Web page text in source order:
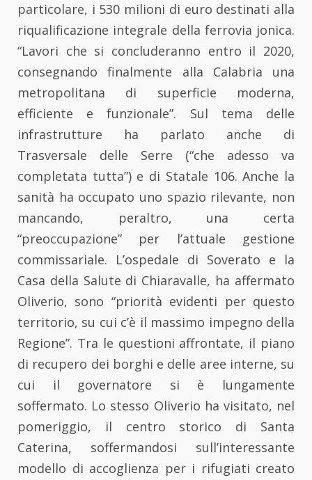
particolare, i 530 milioni di euro destinati alla
riqualificazione integrale della ferrovia jonica.
“Lavori che si concluderanno entro il 2020,
consegnando finalmente alla Calabria una
metropolitana di superficie moderna,
efficiente e funzionale”. Sul tema delle
infrastrutture ha parlato anche di
Trasversale delle Serre (“che adesso va
completata tutta”) e di Statale 106. Anche la
sanità ha occupato uno spazio rilevante, non
mancando, peraltro, una certa
“preoccupazione” per l’attuale gestione
commissariale. L’ospedale di Soverato e la
Casa della Salute di Chiaravalle, ha affermato
Oliverio, sono “priorità evidenti per questo
territorio, su cui c’è il massimo impegno della
Regione”. Tra le questioni affrontate, il piano
di recupero dei borghi e delle aree interne, su
cui il governatore si è lungamente
soffermato. Lo stesso Oliverio ha visitato, nel
pomeriggio, il centro storico di Santa
Caterina, soffermandosi sull’interessante
modello di accoglienza per i rifugiati creato